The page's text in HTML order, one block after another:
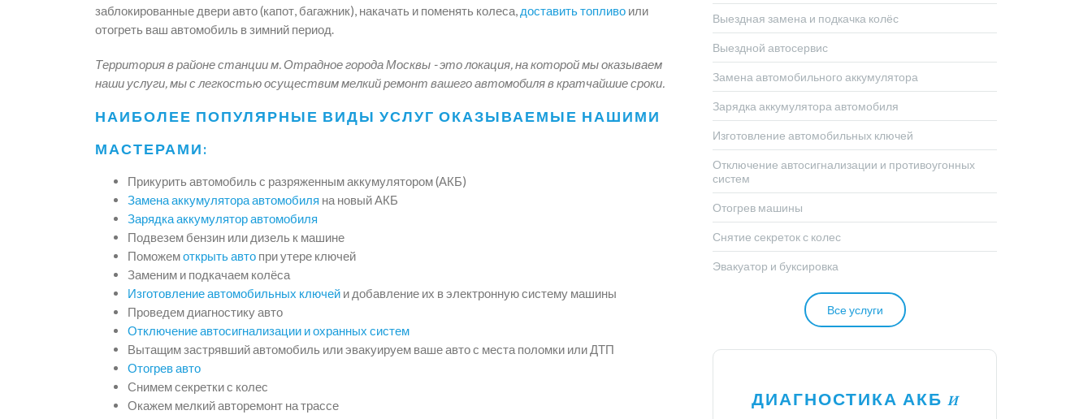
заблокированные двери авто (капот, багажник), накачать и поменять колеса, доставить топливо или
отогреть ваш автомобиль в зимний период.
Территория в районе станции м. Отрадное города Москвы - это локация, на которой мы оказываем
наши услуги, мы с легкостью осуществим мелкий ремонт вашего автомобиля в кратчайшие сроки.
НАИБОЛЕЕ ПОПУЛЯРНЫЕ ВИДЫ УСЛУГ ОКАЗЫВАЕМЫЕ НАШИМИ
МАСТЕРАМИ:
Прикурить автомобиль с разряженным аккумулятором (АКБ)
Замена аккумулятора автомобиля на новый АКБ
Зарядка аккумулятор автомобиля
Подвезем бензин или дизель к машине
Поможемоткрыть авто при утере ключей
Заменим и подкачаем колёса
Изготовление автомобильных ключей и добавление их в электронную систему машины
Проведем диагностику авто
Отключение автосигнализации и охранных систем
Вытащим застрявший автомобиль или эвакуируем ваше авто с места поломки или ДТП
Отогрев авто
Снимем секретки с колес
Окажем мелкий авторемонт на трассе
Выездная замена и подкачка колёс
Выездной автосервис
Замена автомобильного аккумулятора
Зарядка аккумулятора автомобиля
Изготовление автомобильных ключей
Отключение автосигнализации и противоугонных
систем
Отогрев машины
Снятие секреток с колес
Эвакуатор и буксировка
Все услуги
ДИАГНОСТИКА АКБ И